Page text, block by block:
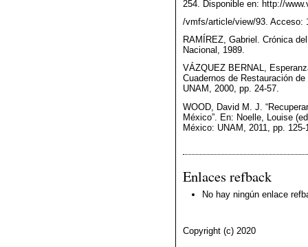
254. Disponible en: http://
/vmfs/article/view/93. Acceso:
RAMÍREZ, Gabriel. Crónica
Nacional, 1989.
VÁZQUEZ BERNAL,
Cuadernos de Restauración
UNAM, 2000, pp. 24-57.
WOOD, David M. J.
México”. En: Noelle, Louise
México: UNAM, 2011, pp. 125-
Enlaces refback
No hay ningún enlace
Copyright (c) 2020